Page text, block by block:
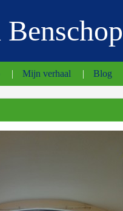
| Mijn verhaal | Blog